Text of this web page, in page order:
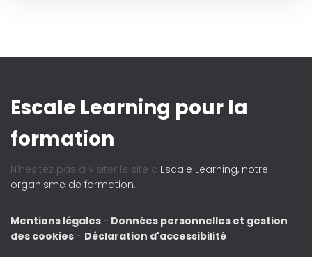
Escale Learning pour la
formation
N’hésitez pas à visiter le site d’Escale Learning, notre
organisme de formation.
Mentions légales - Données personnelles et gestion
des cookies - Déclaration d'accessibilité